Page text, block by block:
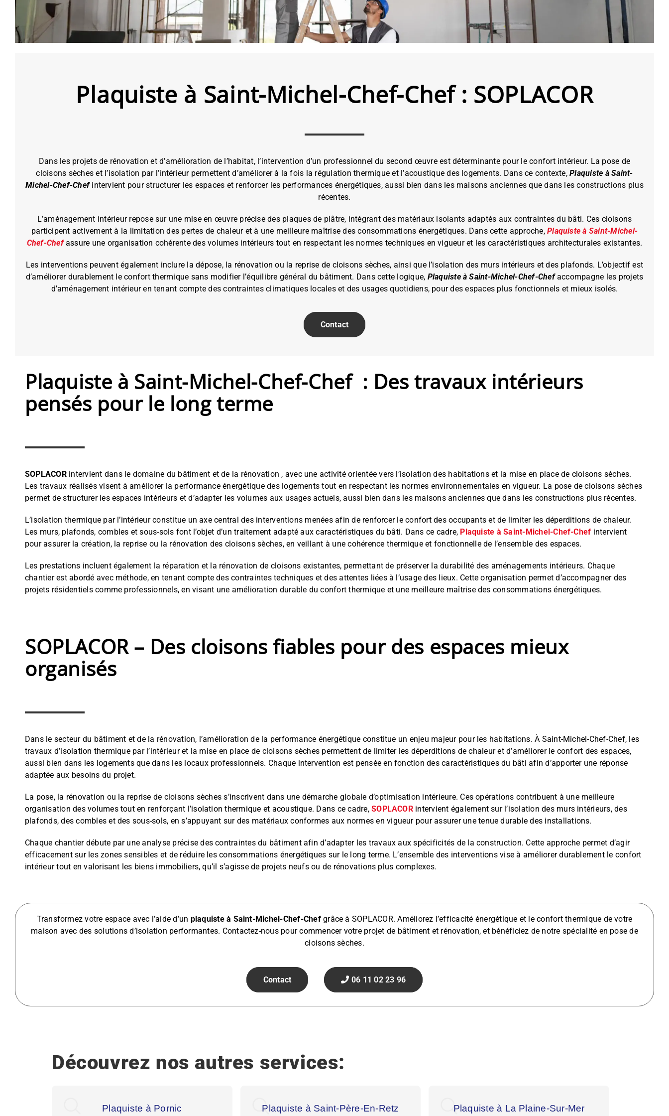
Plaquiste à Saint-Michel-Chef-Chef : SOPLACOR
Dans les projets de rénovation et d’amélioration de l’habitat, l’intervention d’un professionnel du second œuvre est déterminante pour le confort intérieur. La pose de
cloisons sèches et l’isolation par l’intérieur permettent d’améliorer à la fois la régulation thermique et l’acoustique des logements. Dans ce contexte,Plaquiste à Saint-
Michel-Chef-Chefintervient pour structurer les espaces et renforcer les performances énergétiques, aussi bien dans les maisons anciennes que dans les constructions plus
récentes.
L’aménagement intérieur repose sur une mise en œuvre précise des plaques de plâtre, intégrant des matériaux isolants adaptés aux contraintes du bâti. Ces cloisons
participent activement à la limitation des pertes de chaleur et à une meilleure maîtrise des consommations énergétiques. Dans cette approche,Plaquiste à Saint-Michel-
Chef-Chefassure une organisation cohérente des volumes intérieurs tout en respectant les normes techniques en vigueur et les caractéristiques architecturales existantes.
Les interventions peuvent également inclure la dépose, la rénovation ou la reprise de cloisons sèches, ainsi que l’isolation des murs intérieurs et des plafonds. L’objectif est
d’améliorer durablement le confort thermique sans modifier l’équilibre général du bâtiment. Dans cette logique, Plaquiste à Saint-Michel-Chef-Chefaccompagne les projets
d’aménagement intérieur en tenant compte des contraintes climatiques locales et des usages quotidiens, pour des espaces plus fonctionnels et mieux isolés.
Contact
Plaquiste à Saint-Michel-Chef-Chef : Des travaux intérieurs
pensés pour le long terme
SOPLACORintervient dans le domaine du bâtiment et de la rénovation , avec une activité orientée vers l’isolation des habitations et la mise en place de cloisons sèches.
Les travaux réalisés visent à améliorer la performance énergétique des logements tout en respectant les normes environnementales en vigueur. La pose de cloisons sèches
permet de structurer les espaces intérieurs et d’adapter les volumes aux usages actuels, aussi bien dans les maisons anciennes que dans les constructions plus récentes.
L’isolation thermique par l’intérieur constitue un axe central des interventions menées afin de renforcer le confort des occupants et de limiter les déperditions de chaleur.
Les murs, plafonds, combles et sous-sols font l’objet d’un traitement adapté aux caractéristiques du bâti. Dans ce cadre, Plaquiste à Saint-Michel-Chef-Chef intervient
pour assurer la création, la reprise ou la rénovation des cloisons sèches, en veillant à une cohérence thermique et fonctionnelle de l’ensemble des espaces.
Les prestations incluent également la réparation et la rénovation de cloisons existantes, permettant de préserver la durabilité des aménagements intérieurs. Chaque
chantier est abordé avec méthode, en tenant compte des contraintes techniques et des attentes liées à l’usage des lieux. Cette organisation permet d’accompagner des
projets résidentiels comme professionnels, en visant une amélioration durable du confort thermique et une meilleure maîtrise des consommations énergétiques.
SOPLACOR – Des cloisons fiables pour des espaces mieux
organisés
Dans le secteur du bâtiment et de la rénovation, l’amélioration de la performance énergétique constitue un enjeu majeur pour les habitations. À Saint-Michel-Chef-Chef, les
travaux d’isolation thermique par l’intérieur et la mise en place de cloisons sèches permettent de limiter les déperditions de chaleur et d’améliorer le confort des espaces,
aussi bien dans les logements que dans les locaux professionnels. Chaque intervention est pensée en fonction des caractéristiques du bâti afin d’apporter une réponse
adaptée aux besoins du projet.
La pose, la rénovation ou la reprise de cloisons sèches s’inscrivent dans une démarche globale d’optimisation intérieure. Ces opérations contribuent à une meilleure
organisation des volumes tout en renforçant l’isolation thermique et acoustique. Dans ce cadre,SOPLACOR intervient également sur l’isolation des murs intérieurs, des
plafonds, des combles et des sous-sols, en s’appuyant sur des matériaux conformes aux normes en vigueur pour assurer une tenue durable des installations.
Chaque chantier débute par une analyse précise des contraintes du bâtiment afin d’adapter les travaux aux spécificités de la construction. Cette approche permet d’agir
efficacement sur les zones sensibles et de réduire les consommations énergétiques sur le long terme. L’ensemble des interventions vise à améliorer durablement le confort
intérieur tout en valorisant les biens immobiliers, qu’il s’agisse de projets neufs ou de rénovations plus complexes.
Transformez votre espace avec l’aide d’un plaquiste à Saint-Michel-Chef-Chefgrâce à SOPLACOR. Améliorez l’efficacité énergétique et le confort thermique de votre
maison avec des solutions d’isolation performantes. Contactez-nous pour commencer votre projet de bâtiment et rénovation, et bénéficiez de notre spécialité en pose de
cloisons sèches.
Contact 06 11 02 23 96
Découvrez nos autres services:
Plaquiste à Pornic Plaquiste à Saint-Père-En-Retz Plaquiste à La Plaine-Sur-Mer